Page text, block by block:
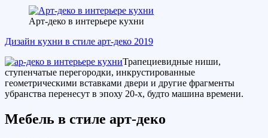
Арт-деко в интерьере кухни
Дизайн кухни в стиле арт-деко 2019
Трапециевидные ниши,
ступенчатые перегородки, инкрустированные
геометрическими вставками двери и другие фрагменты
убранства перенесут в эпоху 20-х, будто машина времени.
Мебель в стиле арт-деко